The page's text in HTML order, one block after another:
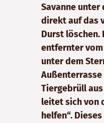
Savanne unter
direkt auf das
Durst löschen.
entfernter vom
unter dem
Außenterrasse
Tiergebrüll
leitet sich von
helfen“.